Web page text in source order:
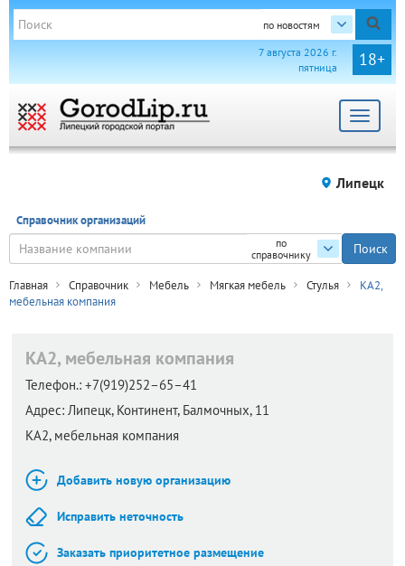
по новостям
18+
7 августа 2026 г.
пятница
Toggle
Липецк
Справочник организаций
по
справочнику
Главная Справочник Мебель Мягкая мебель Стулья
КА2,
мебельная компания
КА2, мебельная компания
Телефон.: +7(919)252–65–41
Адрес: Липецк, Континент, Балмочных, 11
КА2, мебельная компания
Добавить новую организацию
Исправить неточность
Заказать приоритетное размещение